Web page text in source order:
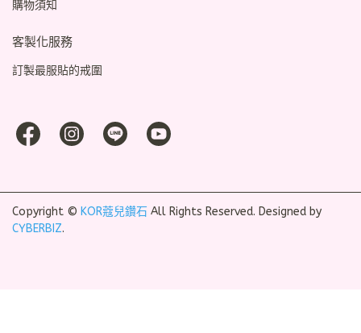
購物須知
客製化服務
訂製最服貼的戒圍
Copyright © KOR蔻兒鑽石 All Rights Reserved. Designed by
CYBERBIZ.